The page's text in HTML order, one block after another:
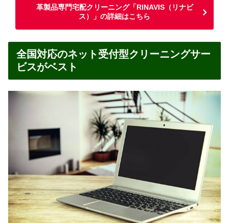
革製品専門宅配クリーニング「RINAVIS（リナビ
ス）」の詳細はこちら
全国対応のネット受付型クリーニングサー
ビスがベスト